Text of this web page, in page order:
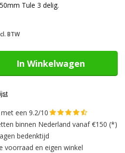
Tule 3 delig.
In Winkelwagen
een 9.2/10
binnen Nederland vanaf €150 (*)
bedenktijd
en eigen winkel